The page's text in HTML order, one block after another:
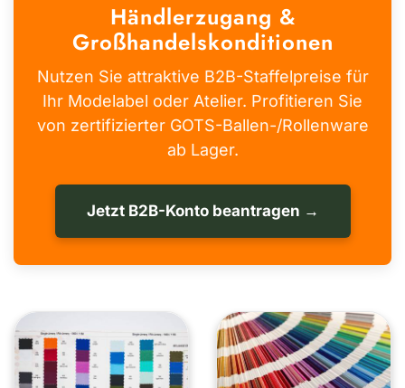
Händlerzugang &
Großhandelskonditionen
Nutzen Sie attraktive B2B-Staffelpreise für
Ihr Modelabel oder Atelier. Profitieren Sie
von zertifizierter GOTS-Ballen-/Rollenware
ab Lager.
Jetzt B2B-Konto beantragen →